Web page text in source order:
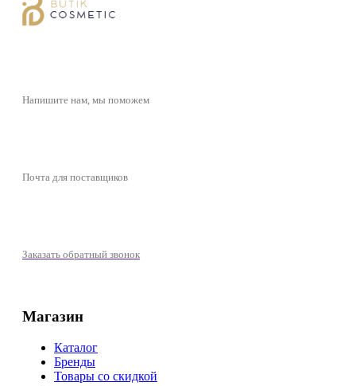
Напишите нам, мы поможем
Почта для поставщиков
Заказать обратный звонок
Магазин
Каталог
Бренды
Товары со скидкой